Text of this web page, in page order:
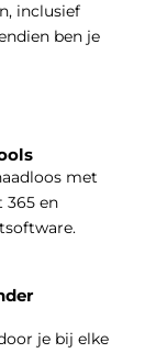
inclusief
ben je
met
365 en
je bij elke